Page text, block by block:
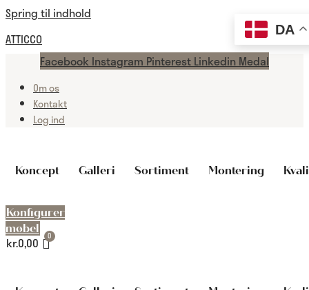
Spring til indhold
ATTICCO
Facebook Instagram Pinterest Linkedin Medal
Om os
Kontakt
Log ind
Koncept Galleri Sortiment Montering
Konfigurer
møbel
kr.0,00
DA